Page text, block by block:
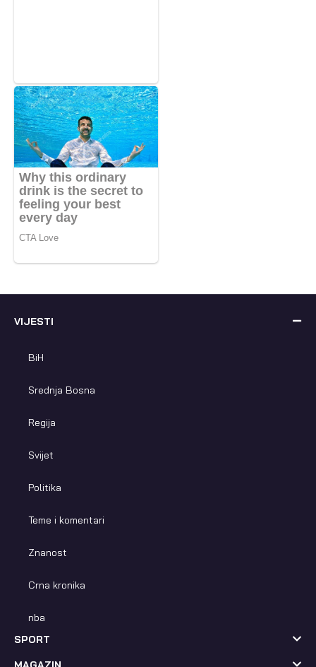
VIJESTI
BiH
Srednja Bosna
Regija
Svijet
Politika
Teme i komentari
Znanost
Crna kronika
nba
SPORT